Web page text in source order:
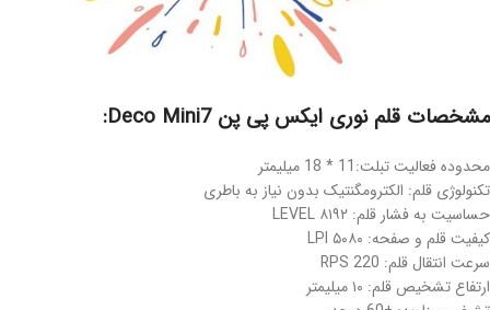
مشخصات قلم نوری ایکس پی پن Deco Mini7:
محدوده فعالیت تبلت:11 * 18 میلیمتر
تکنولوژی قلم: الکترومگنتیک بدون نیاز به باطری
حساسیت به فشار قلم: ۸۱۹۲ LEVEL
کیفیت قلم و صفحه: ۵۰۸۰ LPI
سرعت انتقال قلم: 220 RPS
ارتفاع تشخیص قلم: ۱۰ میلیمتر